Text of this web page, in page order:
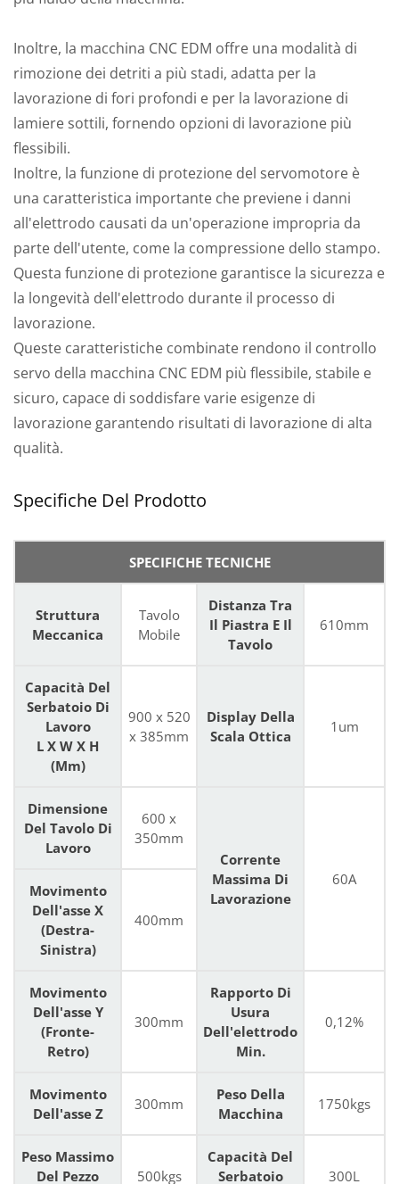
Inoltre, la macchina CNC EDM offre una modalità di
rimozione dei detriti a più stadi, adatta per la
lavorazione di fori profondi e per la lavorazione di
lamiere sottili, fornendo opzioni di lavorazione più
flessibili.
Inoltre, la funzione di protezione del servomotore è
una caratteristica importante che previene i danni
all'elettrodo causati da un'operazione impropria da
parte dell'utente, come la compressione dello stampo.
Questa funzione di protezione garantisce la sicurezza e
la longevità dell'elettrodo durante il processo di
lavorazione.
Queste caratteristiche combinate rendono il controllo
servo della macchina CNC EDM più flessibile, stabile e
sicuro, capace di soddisfare varie esigenze di
lavorazione garantendo risultati di lavorazione di alta
qualità.
Specifiche Del Prodotto
SPECIFICHE TECNICHE
Struttura
Meccanica
Tavolo
Mobile
Distanza Tra
Il Piastra E Il
Tavolo
610mm
Capacità Del
Serbatoio Di
Lavoro
L X W X H
(mm)
900 x 520
x 385mm
Display Della
Scala Ottica
1um
Dimensione
Del Tavolo Di
Lavoro
600 x
350mm
Corrente
Massima Di
Lavorazione
60A
Movimento
Dell'asse X
(Destra-
Sinistra)
400mm
Movimento
Dell'asse Y
(Fronte-
Retro)
300mm
Rapporto Di
Usura
Dell'elettrodo
Min.
0,12%
Movimento
Dell'asse Z
300mm
Peso Della
Macchina
1750kgs
Peso Massimo
Del Pezzo
500kgs
Capacità Del
Serbatoio
300L